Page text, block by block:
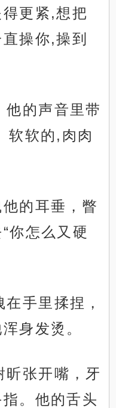
更紧,想把
操你,操到
他的声音里带
软软的,肉肉
的耳垂，瞥
你怎么又硬
手里揉捏，
身发烫。
昕张开嘴，牙
。他的舌头